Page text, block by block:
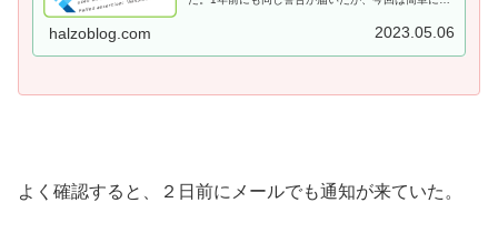
解決には至らなかったが、同じ境遇の方のご参考にな
halzoblog.com 2023.05.06
よく確認すると、２日前にメールでも通知が来ていた。